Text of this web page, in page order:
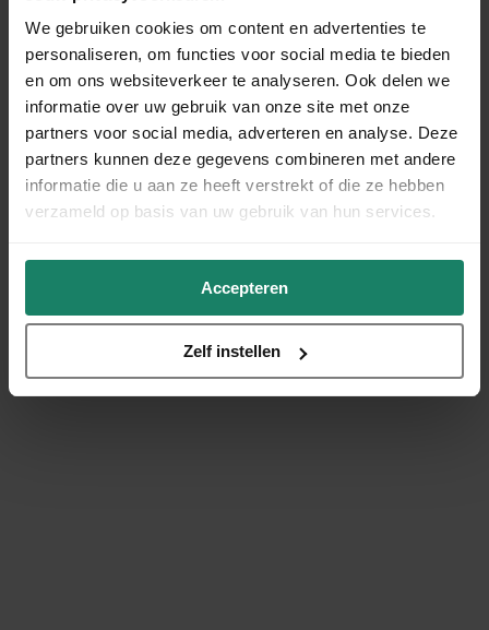
We gebruiken cookies om content en advertenties te
personaliseren, om functies voor social media te bieden
en om ons websiteverkeer te analyseren. Ook delen we
informatie over uw gebruik van onze site met onze
partners voor social media, adverteren en analyse. Deze
partners kunnen deze gegevens combineren met andere
informatie die u aan ze heeft verstrekt of die ze hebben
verzameld op basis van uw gebruik van hun services.
Accepteren
Zelf instellen